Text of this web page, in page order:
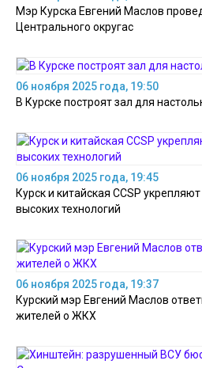
Мэр Курска Евгений Маслов
Центрального округас
06 ноября 2025 года, 19:50
В Курске построят зал для
06 ноября 2025 года, 19:45
Курск и китайская CCSP
высоких технологий
06 ноября 2025 года, 19:37
Курский мэр Евгений Маслов
жителей о ЖКХ